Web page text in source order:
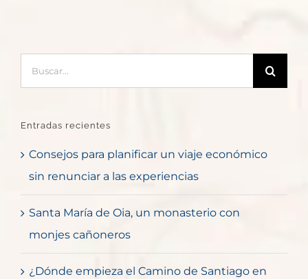
Entradas recientes
Consejos para planificar un viaje económico
sin renunciar a las experiencias
Santa María de Oia, un monasterio con
monjes cañoneros
¿Dónde empieza el Camino de Santiago en